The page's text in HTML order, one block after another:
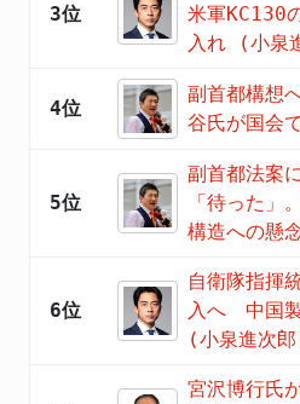
3位
米軍KC130
入れ (小泉
4位
副首都構想
谷氏が国会
5位
副首都法案
「待った」
構造への懸
6位
自衛隊指揮
入へ 中国
(小泉進次
宮沢博行氏